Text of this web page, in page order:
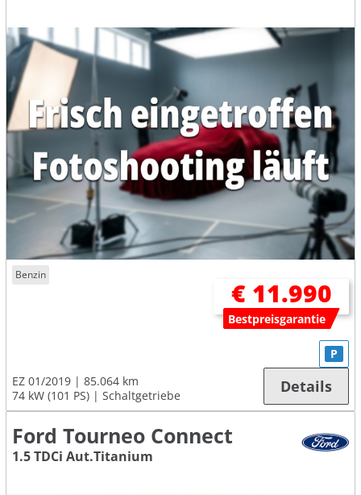
Benzin
€ 11.990
Bestpreisgarantie
EZ 01/2019
85.064 km
74 kW (101 PS)
Schaltgetriebe
P
Details
Ford Tourneo Connect
1.5 TDCi Aut.Titanium